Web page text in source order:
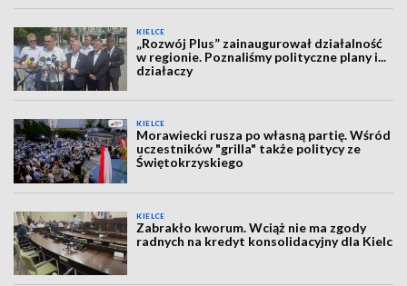
KIELCE
„Rozwój Plus” zainaugurował działalność
w regionie. Poznaliśmy polityczne plany i...
działaczy
KIELCE
Morawiecki rusza po własną partię. Wśród
uczestników "grilla" także politycy ze
Świętokrzyskiego
KIELCE
Zabrakło kworum. Wciąż nie ma zgody
radnych na kredyt konsolidacyjny dla Kielc